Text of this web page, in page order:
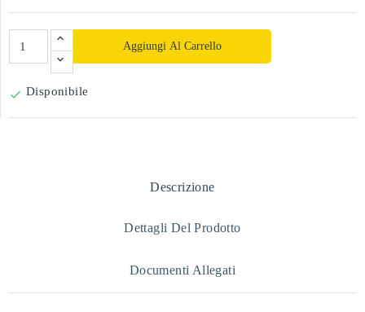
Aggiungi Al Carrello
 Disponibile
Descrizione
Dettagli Del Prodotto
Documenti Allegati